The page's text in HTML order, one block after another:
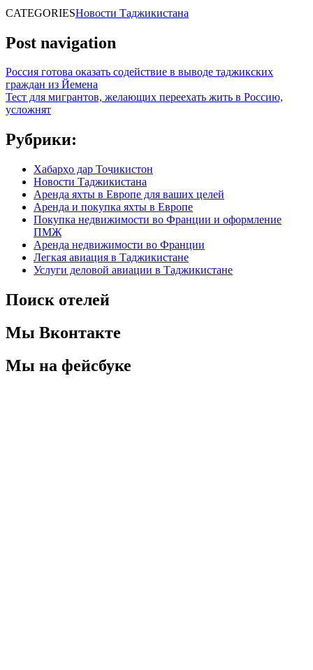
CATEGORIESНовости Таджикистана
Post navigation
Россия готова оказать содействие в выводе таджикских
граждан из Йемена
Тест для мигрантов, желающих переехать жить в Россию,
усложнят
Рубрики:
Хабарҳо дар Тоҷикистон
Новости Таджикистана
Аренда яхты в Европе для ваших целей
Аренда и покупка яхты в Европе
Покупка недвижимости во Франции и оформление
ПМЖ
Аренда недвижимости во Франции
Легкая авиация в Таджикистане
Услуги деловой авиации в Таджикистане
Поиск отелей
Мы Вконтакте
Мы на фейсбуке